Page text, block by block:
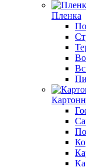
Пленка